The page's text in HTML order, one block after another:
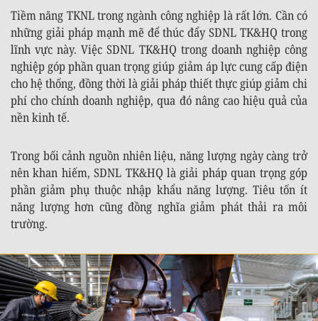
Tiềm năng TKNL trong ngành công nghiệp là rất lớn. Cần có
những giải pháp mạnh mẽ để thúc đẩy SDNL TK&HQ trong
lĩnh vực này. Việc SDNL TK&HQ trong doanh nghiệp công
nghiệp góp phần quan trọng giúp giảm áp lực cung cấp điện
cho hệ thống, đồng thời là giải pháp thiết thực giúp giảm chi
phí cho chính doanh nghiệp, qua đó nâng cao hiệu quả của
nền kinh tế.
Trong bối cảnh nguồn nhiên liệu, năng lượng ngày càng trở
nên khan hiếm, SDNL TK&HQ là giải pháp quan trọng góp
phần giảm phụ thuộc nhập khẩu năng lượng. Tiêu tốn ít
năng lượng hơn cũng đồng nghĩa giảm phát thải ra môi
trường.